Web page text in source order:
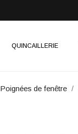
QUINCAILLERIE
Poignées de fenêtre